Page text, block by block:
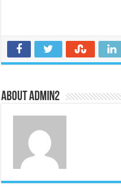
About admin2